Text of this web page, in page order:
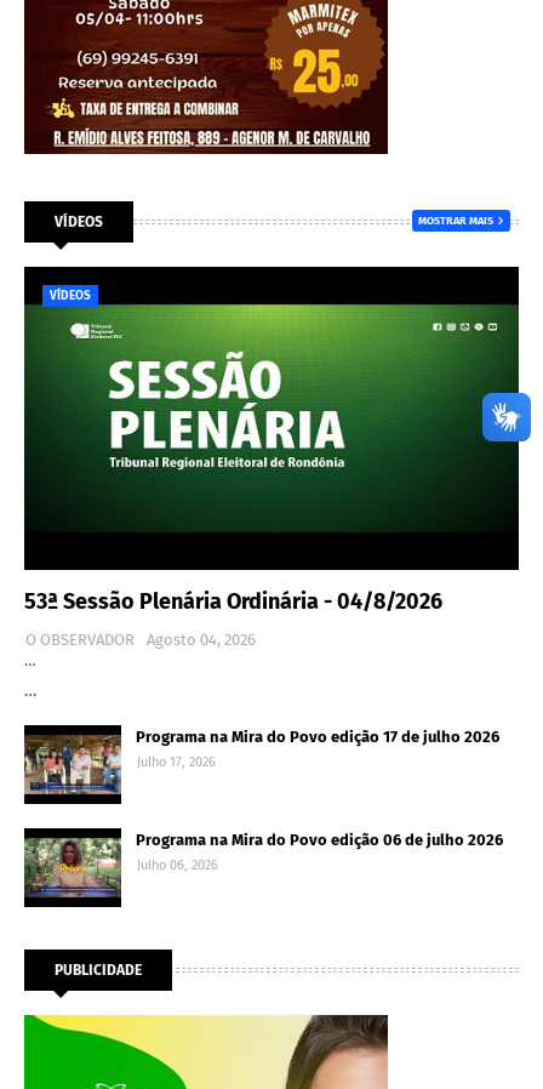
VÍDEOS MOSTRAR MAIS
VÍDEOS
53ª Sessão Plenária Ordinária - 04/8/2026
O OBSERVADOR
Agosto 04, 2026
…
…
Programa na Mira do Povo edição 17 de julho 2026
Julho 17, 2026
Programa na Mira do Povo edição 06 de julho 2026
Julho 06, 2026
PUBLICIDADE